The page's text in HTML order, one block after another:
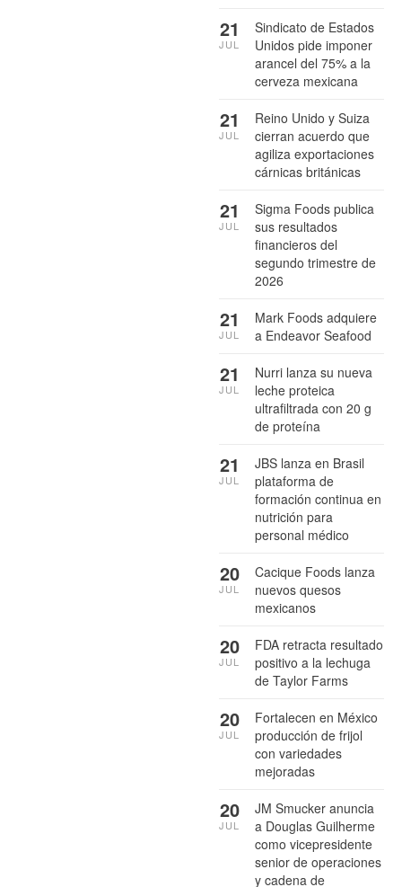
Sindicato de Estados
Unidos pide imponer
arancel del 75% a la
cerveza mexicana
21
JUL
Reino Unido y Suiza
cierran acuerdo que
agiliza exportaciones
cárnicas británicas
21
JUL
Sigma Foods publica
sus resultados
financieros del
segundo trimestre de
2026
21
JUL
Mark Foods adquiere
a Endeavor Seafood
21
JUL
Nurri lanza su nueva
leche proteica
ultrafiltrada con 20 g
de proteína
21
JUL
JBS lanza en Brasil
plataforma de
formación continua en
nutrición para
personal médico
21
JUL
Cacique Foods lanza
nuevos quesos
mexicanos
20
JUL
FDA retracta resultado
positivo a la lechuga
de Taylor Farms
20
JUL
Fortalecen en México
producción de frijol
con variedades
mejoradas
20
JUL
JM Smucker anuncia
a Douglas Guilherme
como vicepresidente
senior de operaciones
y cadena de
20
JUL